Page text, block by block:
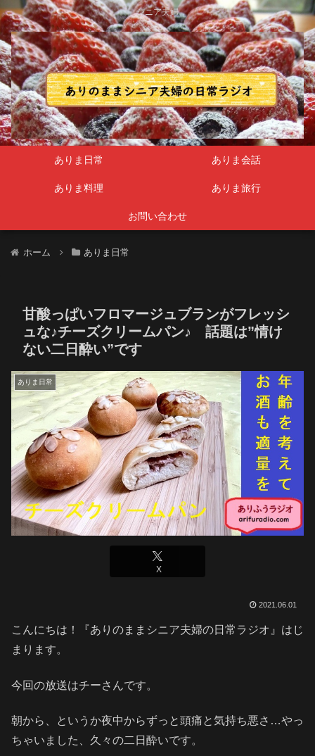
シニア夫婦
ありま日常 ありま会話
ありま料理 ありま旅行
お問い合わせ
ホーム ありま日常
甘酸っぱいフロマージュブランがフレッシ
ュな♪チーズクリームパン♪ 話題は”情け
ない二日酔い”です
ありま日常
X
2021.06.01
こんにちは！『ありのままシニア夫婦の日常ラジオ』はじ
まります。
今回の放送はチーさんです。
朝から、というか夜中からずっと頭痛と気持ち悪さ…やっ
ちゃいました、久々の二日酔いです。